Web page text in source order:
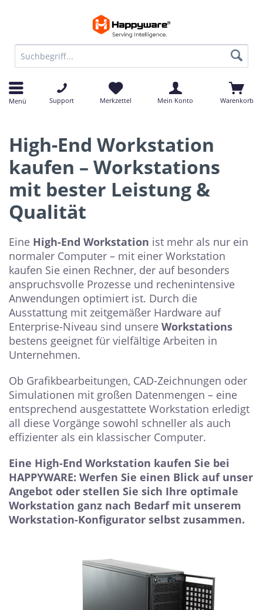
Menü Support Merkzettel Mein Konto Warenkorb
High-End Workstation
kaufen – Workstations
mit bester Leistung &
Qualität
Eine High-End Workstation ist mehr als nur ein
normaler Computer – mit einer Workstation
kaufen Sie einen Rechner, der auf besonders
anspruchsvolle Prozesse und rechenintensive
Anwendungen optimiert ist. Durch die
Ausstattung mit zeitgemäßer Hardware auf
Enterprise-Niveau sind unsere Workstations
bestens geeignet für vielfältige Arbeiten in
Unternehmen.
Ob Grafikbearbeitungen, CAD-Zeichnungen oder
Simulationen mit großen Datenmengen – eine
entsprechend ausgestattete Workstation erledigt
all diese Vorgänge sowohl schneller als auch
effizienter als ein klassischer Computer.
Eine High-End Workstation kaufen Sie bei
HAPPYWARE: Werfen Sie einen Blick auf unser
Angebot oder stellen Sie sich Ihre optimale
Workstation ganz nach Bedarf mit unserem
Workstation-Konfigurator selbst zusammen.